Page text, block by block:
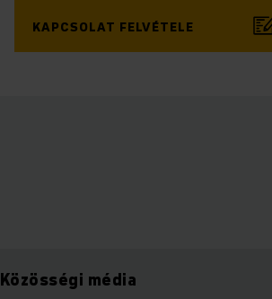
KAPCSOLAT FELVÉTELE
Közösségi média